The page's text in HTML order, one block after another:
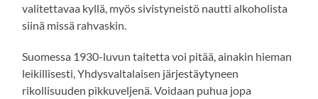
valitettavaa kyllä, myös sivistyneistö nautti alkoholista
siinä missä rahvaskin.
Suomessa 1930-luvun taitetta voi pitää, ainakin hieman
leikillisesti, Yhdysvaltalaisen järjestäytyneen
rikollisuuden pikkuveljenä. Voidaan puhua jopa